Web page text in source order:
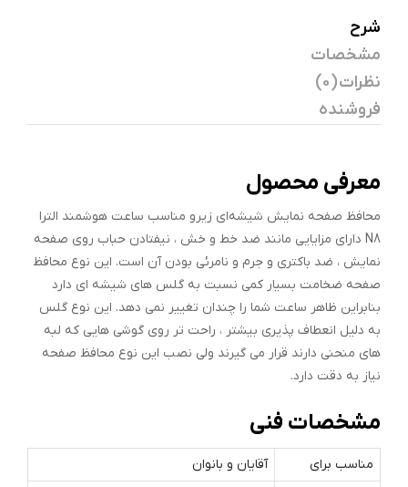
شرح
مشخصات
نظرات (0)
فروشنده
معرفی محصول
محافظ صفحه‌ نمایش شیشه‌ای زیرو مناسب ساعت هوشمند الترا
N8 دارای مزایایی مانند ضد خط و خش ، نیفتادن حباب روی صفحه
نمایش ، ضد باکتری و جرم و نامرئی بودن آن است. این نوع محافظ
صفحه ضخامت بسیار کمی نسبت به گلس های شیشه ای دارد
بنابراین ظاهر ساعت شما را چندان تغییر نمی دهد. این نوع گلس
به دلیل انعطاف پذیری بیشتر ، راحت تر روی گوشی هایی که لبه
های منحنی دارند قرار می گیرند ولی نصب این نوع محافظ صفحه
نیاز به دقت دارد.
مشخصات فنی
مناسب برای
آقایان و بانوان